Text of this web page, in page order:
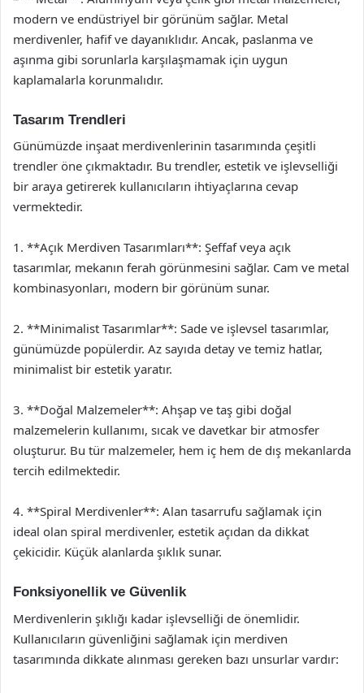
modern ve endüstriyel bir görünüm sağlar. Metal
merdivenler, hafif ve dayanıklıdır. Ancak, paslanma ve
aşınma gibi sorunlarla karşılaşmamak için uygun
kaplamalarla korunmalıdır.
Tasarım Trendleri
Günümüzde inşaat merdivenlerinin tasarımında çeşitli
trendler öne çıkmaktadır. Bu trendler, estetik ve işlevselliği
bir araya getirerek kullanıcıların ihtiyaçlarına cevap
vermektedir.
1. **Açık Merdiven Tasarımları**: Şeffaf veya açık
tasarımlar, mekanın ferah görünmesini sağlar. Cam ve metal
kombinasyonları, modern bir görünüm sunar.
2. **Minimalist Tasarımlar**: Sade ve işlevsel tasarımlar,
günümüzde popülerdir. Az sayıda detay ve temiz hatlar,
minimalist bir estetik yaratır.
3. **Doğal Malzemeler**: Ahşap ve taş gibi doğal
malzemelerin kullanımı, sıcak ve davetkar bir atmosfer
oluşturur. Bu tür malzemeler, hem iç hem de dış mekanlarda
tercih edilmektedir.
4. **Spiral Merdivenler**: Alan tasarrufu sağlamak için
ideal olan spiral merdivenler, estetik açıdan da dikkat
çekicidir. Küçük alanlarda şıklık sunar.
Fonksiyonellik ve Güvenlik
Merdivenlerin şıklığı kadar işlevselliği de önemlidir.
Kullanıcıların güvenliğini sağlamak için merdiven
tasarımında dikkate alınması gereken bazı unsurlar vardır: